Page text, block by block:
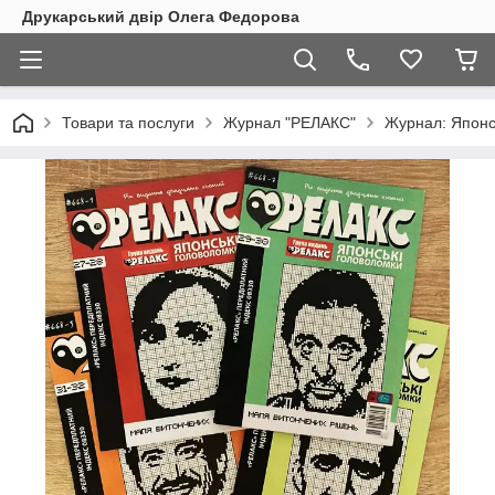
Друкарський двір Олега Федорова
Товари та послуги Журнал "РЕЛАКС" Журнал: